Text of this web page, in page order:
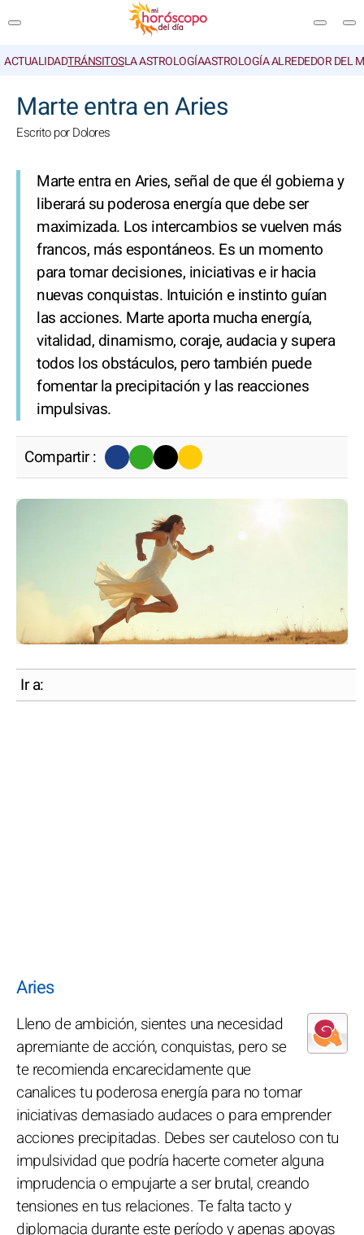
ACTUALIDADTRÁNSITOSLA ASTROLOGÍAASTROLOGÍA ALREDEDOR DEL
Marte entra en Aries
Escrito por Dolores
Marte entra en Aries, señal de que él gobierna y
liberará su poderosa energía que debe ser
maximizada. Los intercambios se vuelven más
francos, más espontáneos. Es un momento
para tomar decisiones, iniciativas e ir hacia
nuevas conquistas. Intuición e instinto guían
las acciones. Marte aporta mucha energía,
vitalidad, dinamismo, coraje, audacia y supera
todos los obstáculos, pero también puede
fomentar la precipitación y las reacciones
impulsivas.
Compartir :
Ir a:
Aries
Lleno de ambición, sientes una necesidad
apremiante de acción, conquistas, pero se
te recomienda encarecidamente que
canalices tu poderosa energía para no tomar
iniciativas demasiado audaces o para emprender
acciones precipitadas. Debes ser cauteloso con tu
impulsividad que podría hacerte cometer alguna
imprudencia o empujarte a ser brutal, creando
tensiones en tus relaciones. Te falta tacto y
diplomacia durante este período y apenas apoyas